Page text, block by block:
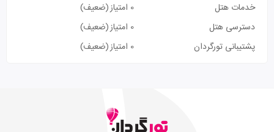
خدمات هتل
0 امتیاز
(ضعیف)
دسترسی هتل
0 امتیاز
(ضعیف)
پشتیبانی تورگردان
0 امتیاز (ضعیف)